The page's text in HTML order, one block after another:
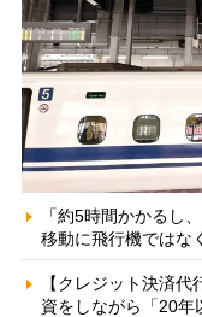
「約5時間かかるし
移動に飛行機ではな
【クレジット決済
資をしながら「20年